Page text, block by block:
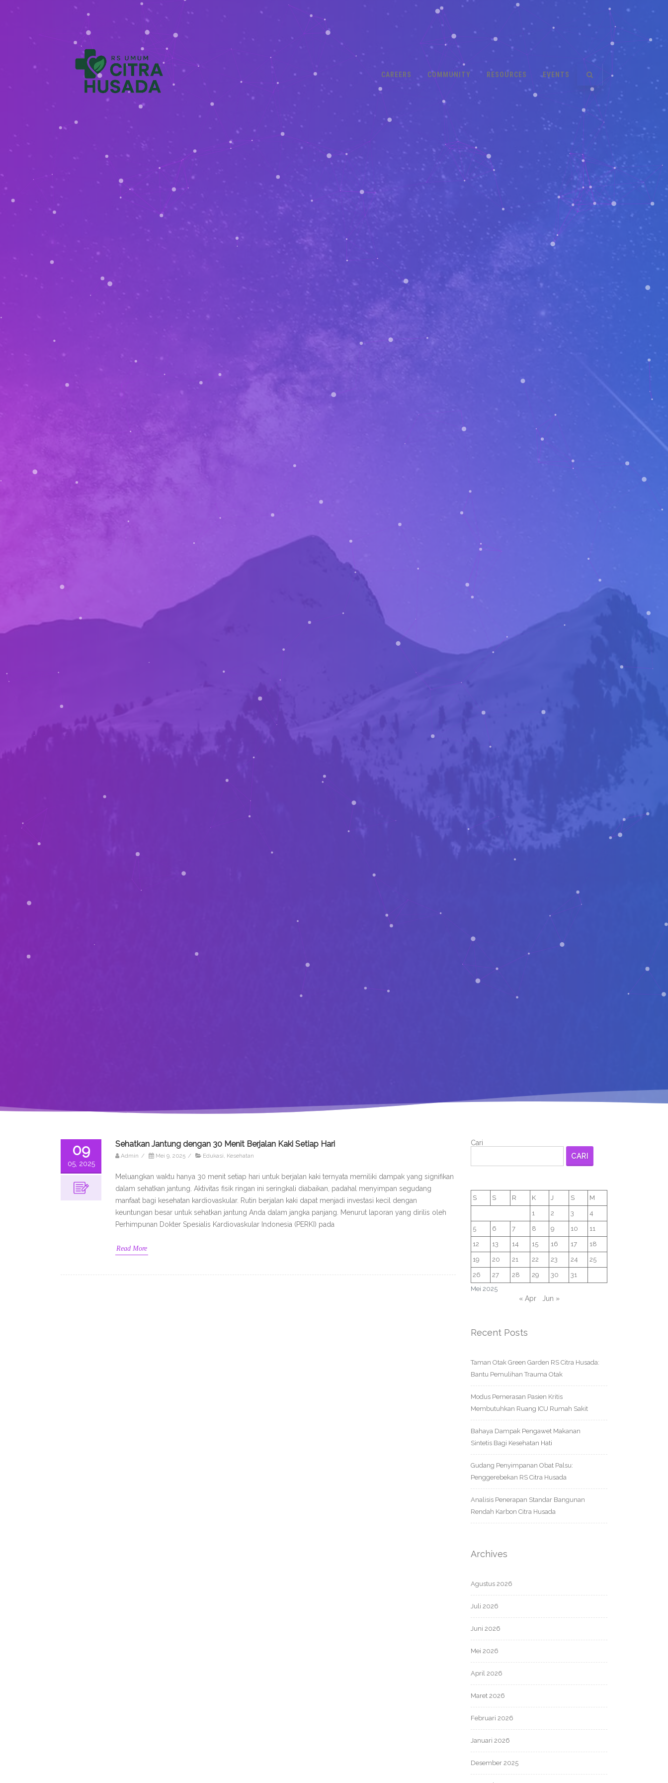
CAREERS COMMUNITY RESOURCES EVENTS
09
05, 2025
Sehatkan Jantung dengan 30 Menit Berjalan Kaki Setiap Hari
Admin / Mei 9, 2025 / Edukasi, Kesehatan
Meluangkan waktu hanya 30 menit setiap hari untuk berjalan kaki ternyata memiliki dampak yang signifikan
dalam sehatkan jantung. Aktivitas fisik ringan ini seringkali diabaikan, padahal menyimpan segudang
manfaat bagi kesehatan kardiovaskular. Rutin berjalan kaki dapat menjadi investasi kecil dengan
keuntungan besar untuk sehatkan jantung Anda dalam jangka panjang. Menurut laporan yang dirilis oleh
Perhimpunan Dokter Spesialis Kardiovaskular Indonesia (PERKI) pada
Read More
Cari
CARI
Mei 2025
S S R K J S M
1 2 3 4
5 6 7 8 9 10 11
12 13 14 15 16 17 18
19 20 21 22 23 24 25
26 27 28 29 30 31
« Apr Jun »
Recent Posts
Taman Otak Green Garden RS Citra Husada:
Bantu Pemulihan Trauma Otak
Modus Pemerasan Pasien Kritis
Membutuhkan Ruang ICU Rumah Sakit
Bahaya Dampak Pengawet Makanan
Sintetis Bagi Kesehatan Hati
Gudang Penyimpanan Obat Palsu:
Penggerebekan RS Citra Husada
Analisis Penerapan Standar Bangunan
Rendah Karbon Citra Husada
Archives
Agustus 2026
Juli 2026
Juni 2026
Mei 2026
April 2026
Maret 2026
Februari 2026
Januari 2026
Desember 2025